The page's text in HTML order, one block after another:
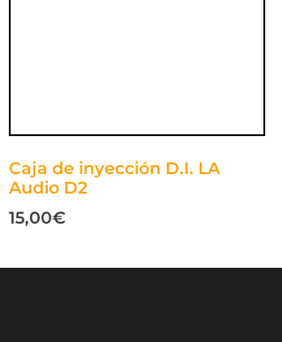
Caja de inyección D.I. LA
Audio D2
15,00€